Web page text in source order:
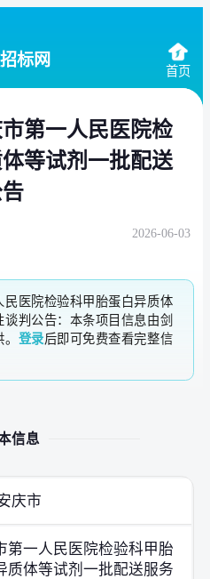
标网
首页
市第一人民医院检
等试剂一批配送
2026-06-03
民医院检验科甲胎蛋白异质体
判公告：本条项目信息由剑
登录后即可免费查看完整信
信息
庆市
第一人民医院检验科甲胎
质体等试剂一批配送服务